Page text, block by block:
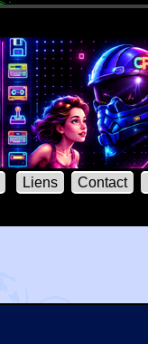
Liens Contact